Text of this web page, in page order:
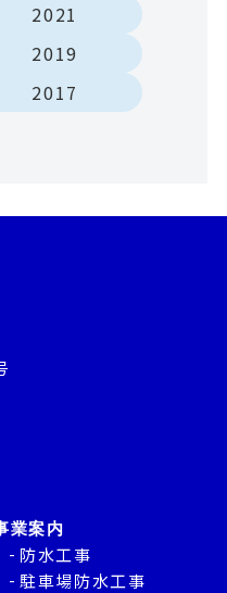
2021
2019
2017
業案内
防水工事
駐車場防水工事